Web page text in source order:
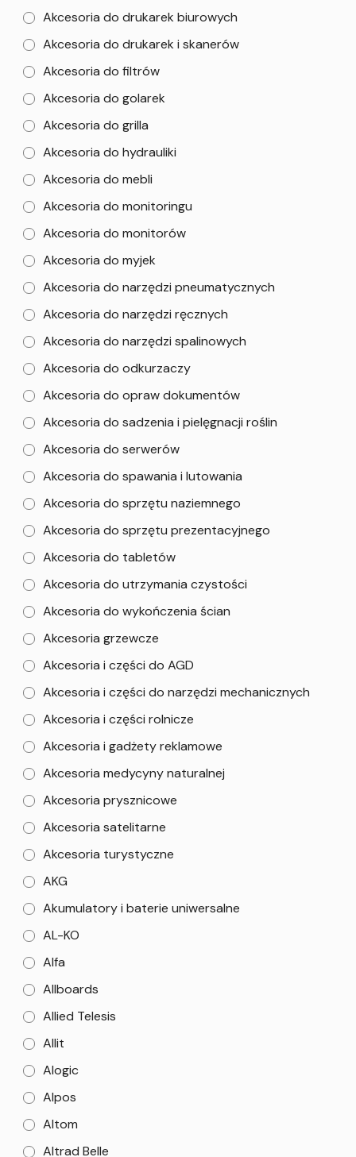
Akcesoria do drukarek biurowych
Akcesoria do drukarek i skanerów
Akcesoria do filtrów
Akcesoria do golarek
Akcesoria do grilla
Akcesoria do hydrauliki
Akcesoria do mebli
Akcesoria do monitoringu
Akcesoria do monitorów
Akcesoria do myjek
Akcesoria do narzędzi pneumatycznych
Akcesoria do narzędzi ręcznych
Akcesoria do narzędzi spalinowych
Akcesoria do odkurzaczy
Akcesoria do opraw dokumentów
Akcesoria do sadzenia i pielęgnacji roślin
Akcesoria do serwerów
Akcesoria do spawania i lutowania
Akcesoria do sprzętu naziemnego
Akcesoria do sprzętu prezentacyjnego
Akcesoria do tabletów
Akcesoria do utrzymania czystości
Akcesoria do wykończenia ścian
Akcesoria grzewcze
Akcesoria i części do AGD
Akcesoria i części do narzędzi mechanicznych
Akcesoria i części rolnicze
Akcesoria i gadżety reklamowe
Akcesoria medycyny naturalnej
Akcesoria prysznicowe
Akcesoria satelitarne
Akcesoria turystyczne
AKG
Akumulatory i baterie uniwersalne
AL-KO
Alfa
Allboards
Allied Telesis
Allit
Alogic
Alpos
Altom
Altrad Belle